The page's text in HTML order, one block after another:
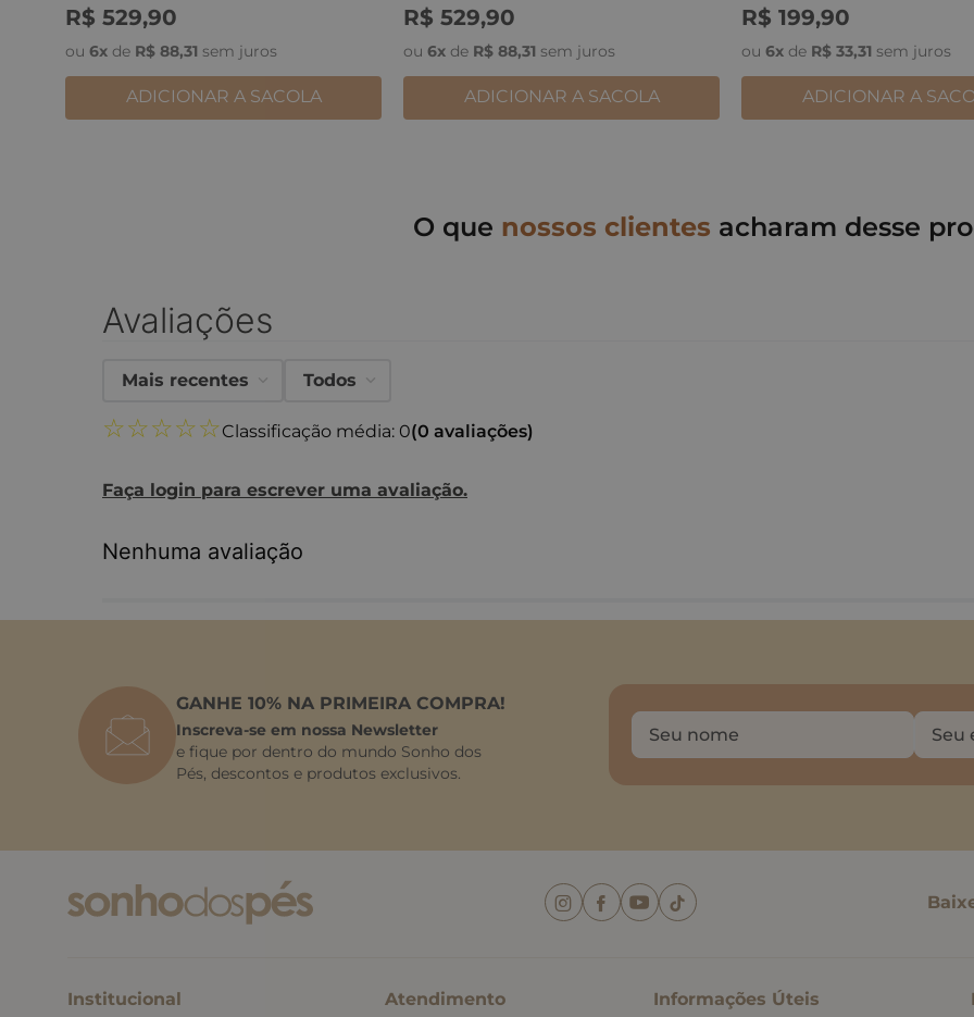
R$ 529,90
ou 6x de R$ 88,31 sem juros
36
ADICIONAR A SACOLA
R$ 529,90
ou 6x de R$ 88,31 sem juros
36
ADICIONAR A SACOLA
R$ 199,90
ou 6x de R$ 33,31 sem juros
36
ADICIONAR A
O que nossos clientes acharam desse
Avaliações
☆☆☆☆☆Classificação média: 0(0 avaliações)
Faça login para escrever uma avaliação.
Mais recentes Todos
Nenhuma avaliação
GANHE 10% NA PRIMEIRA COMPRA!
Inscreva-se em nossa Newsletter
e fique por dentro do mundo Sonho dos
Pés, descontos e produtos exclusivos.
Institucional Atendimento Informações Úteis